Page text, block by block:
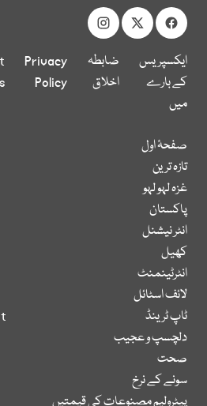
ایکسپریس
کے بارے
میں
ضابطہ
اخلاق
Privacy
Policy
صفحۂ اول
تازہ ترین
غزہ لہو لہو
پاکستان
انٹر نیشنل
کھیل
انٹرٹینمنٹ
لائف اسٹائل
ٹاپ ٹرینڈ
دلچسپ و عجیب
صحت
سونے کے نرخ
پیٹرولیم مصنوعات کی قیمتیں